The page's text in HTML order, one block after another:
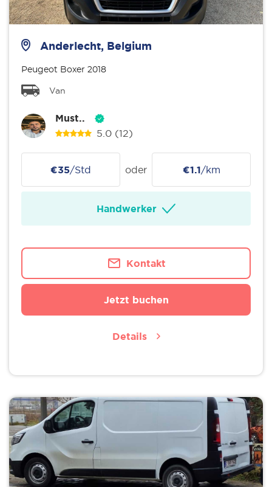
Anderlecht, Belgium
Peugeot Boxer 2018
Van
Must..
5.0 (12)
€35/Std oder €1.1/km
Handwerker
Kontakt
Jetzt buchen
Details